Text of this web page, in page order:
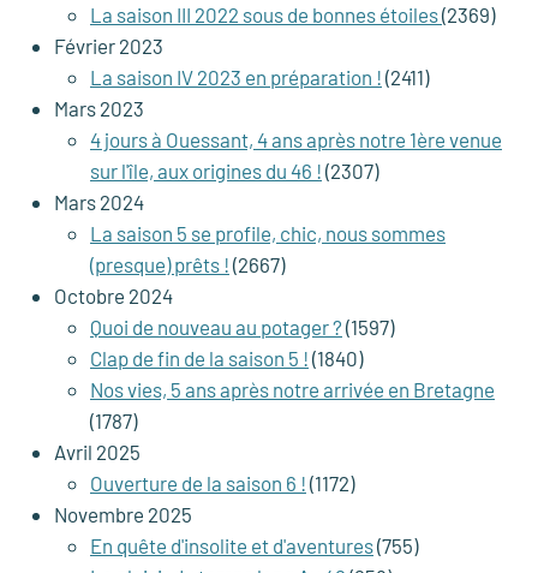
La saison III 2022 sous de bonnes étoiles(2369)
Février 2023
La saison IV 2023 en préparation ! (2411)
Mars 2023
4 jours à Ouessant, 4 ans après notre 1ère venue
sur l'île, aux origines du 46 ! (2307)
Mars 2024
La saison 5 se profile, chic, nous sommes
(presque) prêts ! (2667)
Octobre 2024
Quoi de nouveau au potager ? (1597)
Clap de fin de la saison 5 ! (1840)
Nos vies, 5 ans après notre arrivée en Bretagne
(1787)
Avril 2025
Ouverture de la saison 6 ! (1172)
Novembre 2025
En quête d'insolite et d'aventures(755)